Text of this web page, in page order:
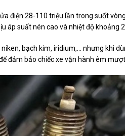
điện 28-110 triệu lần trong suốt
áp suất nén cao và nhiệt độ khoảng
bạch kim, iridium,... nhưng khi
đảm bảo chiếc xe vận hành êm mượt.